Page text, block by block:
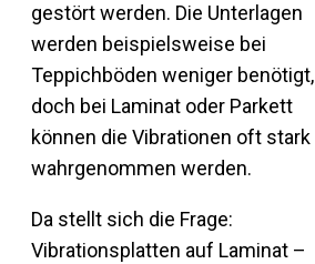
gestört werden. Die Unterlagen
werden beispielsweise bei
Teppichböden weniger benötigt,
doch bei Laminat oder Parkett
können die Vibrationen oft stark
wahrgenommen werden.
Da stellt sich die Frage:
Vibrationsplatten auf Laminat –